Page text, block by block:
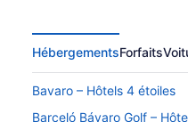
HébergementsForfaits
Bavaro – Hôtels 4 étoiles
Barceló Bávaro Golf –